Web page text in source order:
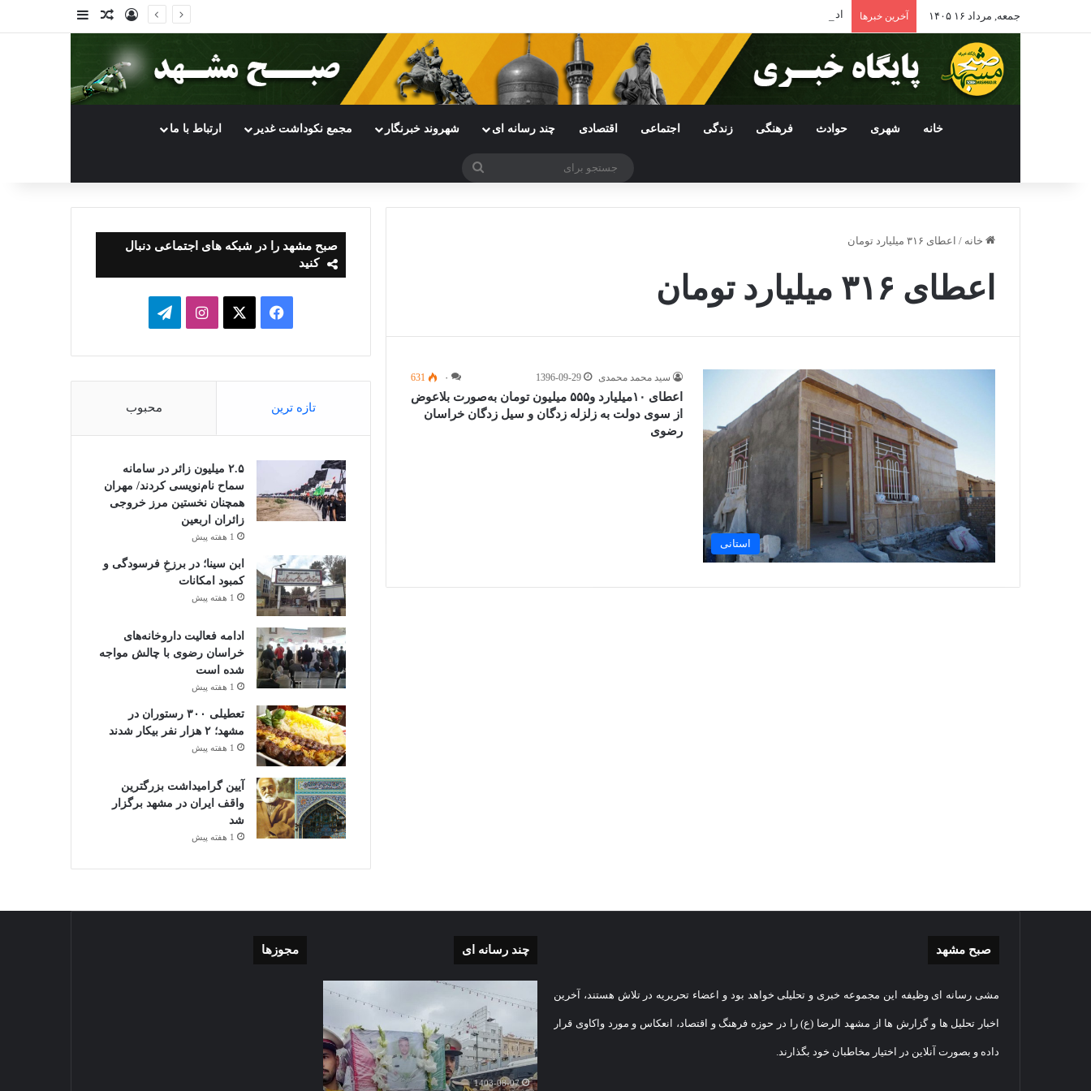
جمعه, مرداد ۱۶ ۱۴۰۵ آخرین خبرها ادامه فعالیت داروخانه‌های خراسان رضوی با چالش مواجه شده است ورودنوشته تصادفی
سایدبار
خانه شهری حوادث فرهنگی زندگی اجتماعی اقتصادی چند رسانه ای شهروند خبرنگار مجمع نکوداشت غدیر ارتباط با ما
جستجو
خانه / اعطای ۳۱۶ میلیارد تومان
اعطای ۳۱۶ میلیارد تومان
استانی
سید محمد محمدی 1396-09-29 ۰ 631
اعطای ۱۰میلیارد و۵۵۵ میلیون تومان به‌صورت بلاعوض
از سوی دولت به زلزله زدگان و سیل زدگان خراسان
رضوی
صبح مشهد را در شبکه های اجتماعی دنبال
کنید
فیسبوک ایکساینستاگرامتلگرام
تازه ترین محبوب
۲.۵ میلیون زائر در سامانه
سماح نام‌نویسی کردند/ مهران
همچنان نخستین مرز خروجی
زائران اربعین
1 هفته پیش
ابن سینا؛ در برزخِ فرسودگی و
کمبود امکانات
1 هفته پیش
ادامه فعالیت داروخانه‌های
خراسان رضوی با چالش مواجه
شده است
1 هفته پیش
تعطیلی ۳۰۰ رستوران در
مشهد؛ ۲ هزار نفر بیکار شدند
1 هفته پیش
آیین گرامیداشت بزرگترین
واقف ایران در مشهد برگزار
شد
1 هفته پیش
صبح مشهد
مشی رسانه ای وظیفه این مجموعه خبری و تحلیلی خواهد بود و اعضاء تحریریه در تلاش هستند، آخرین
اخبار تحلیل ها و گزارش ها از مشهد الرضا (ع) را در حوزه فرهنگ و اقتصاد، انعکاس و مورد واکاوی قرار
داده و بصورت آنلاین در اختیار مخاطبان خود بگذارند.
چند رسانه ای
گزارش
اقامه
عید
غبارروبی
مضجع
نورانی
تصویری
پیکر
مطهر
شهید
1403-08-07
مجوزها